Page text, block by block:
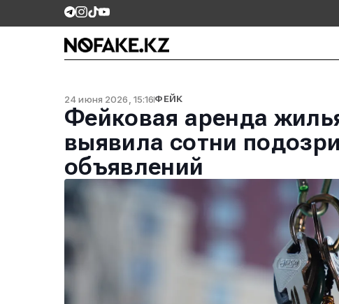
24 июня 2026, 15:16ФЕЙК
Фейковая аренда
выявила сотни
объявлений